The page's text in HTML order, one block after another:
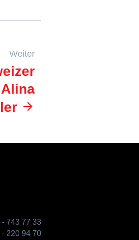
Weiter
- 743 77 33
- 220 94 70